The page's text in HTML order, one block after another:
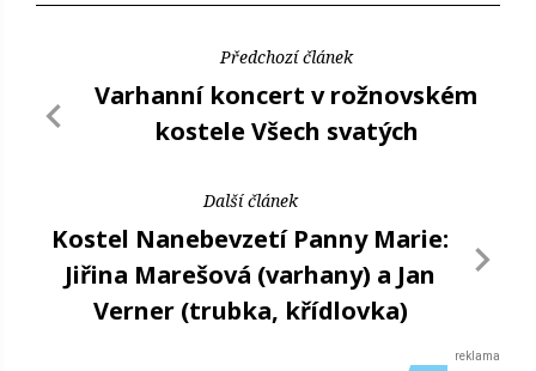
Předchozí článek
Varhanní koncert v rožnovském
kostele Všech svatých
Další článek
Kostel Nanebevzetí Panny Marie:
Jiřina Marešová (varhany) a Jan
Verner (trubka, křídlovka)